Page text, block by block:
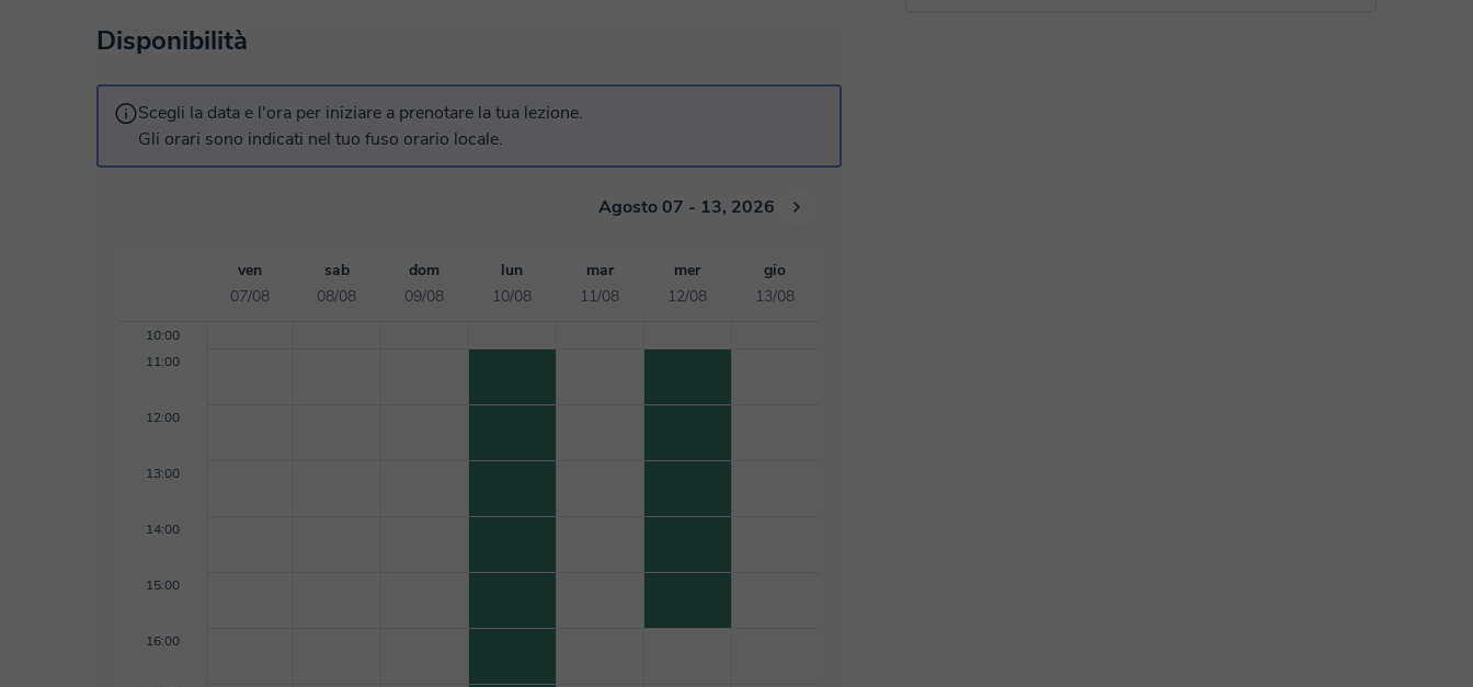
reading, and the melodies of my language. I invite you to get to know us and join me in this
Disponibilità
Scegli la data e l'ora per iniziare a prenotare la tua lezione.
Gli orari sono indicati nel tuo fuso orario locale.
Agosto 07 - 13, 2026
ven
07/08
sab
08/08
dom
09/08
lun
10/08
mar
11/08
mer
12/08
gio
13/08
10:00
11:00
12:00
13:00
14:00
15:00
16:00